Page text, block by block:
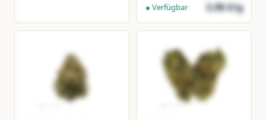
● Verfügbar 3,96 €/g